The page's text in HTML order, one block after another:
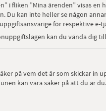
i fliken ”Mina ärenden” visas
Du kan inte heller se någon
för respektive e-
kan du vända dig
på vem det är som skickar in
kan vara säker på att du är du.